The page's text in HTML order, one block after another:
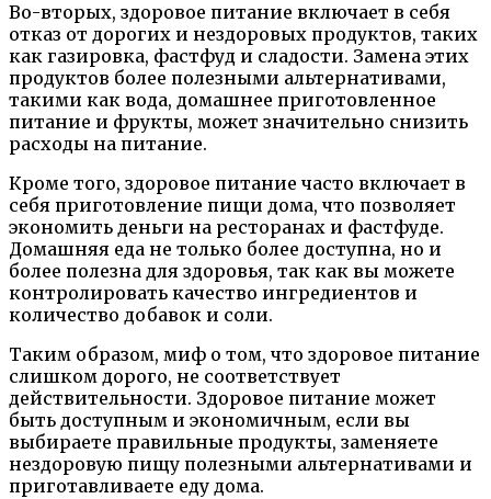
Во-вторых, здоровое питание включает в себя
отказ от дорогих и нездоровых продуктов, таких
как газировка, фастфуд и сладости. Замена этих
продуктов более полезными альтернативами,
такими как вода, домашнее приготовленное
питание и фрукты, может значительно снизить
расходы на питание.
Кроме того, здоровое питание часто включает в
себя приготовление пищи дома, что позволяет
экономить деньги на ресторанах и фастфуде.
Домашняя еда не только более доступна, но и
более полезна для здоровья, так как вы можете
контролировать качество ингредиентов и
количество добавок и соли.
Таким образом, миф о том, что здоровое питание
слишком дорого, не соответствует
действительности. Здоровое питание может
быть доступным и экономичным, если вы
выбираете правильные продукты, заменяете
нездоровую пищу полезными альтернативами и
приготавливаете еду дома.